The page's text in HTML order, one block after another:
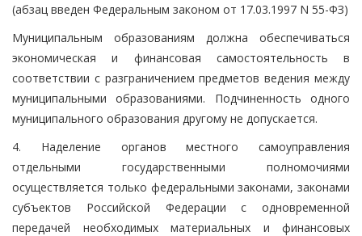
(абзац введен Федеральным законом от 17.03.1997 N 55-ФЗ)
Муниципальным образованиям должна обеспечиваться
экономическая и финансовая самостоятельность в
соответствии с разграничением предметов ведения между
муниципальными образованиями. Подчиненность одного
муниципального образования другому не допускается.
4. Наделение органов местного самоуправления
отдельными государственными полномочиями
осуществляется только федеральными законами, законами
субъектов Российской Федерации с одновременной
передачей необходимых материальных и финансовых